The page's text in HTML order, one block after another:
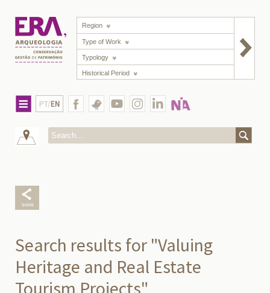
Region
Type of Work
Typology
Historical Period
PT/EN
Search results for "Valuing
Heritage and Real Estate
Tourism Projects"